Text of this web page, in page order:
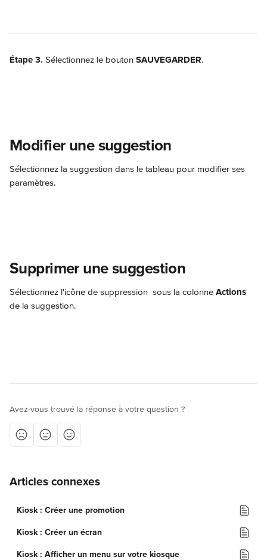
Étape 3. Sélectionnez le bouton SAUVEGARDER.
Modifier une suggestion
Sélectionnez la suggestion dans le tableau pour modifier ses
paramètres.
Supprimer une suggestion
Sélectionnez l'icône de suppression sous la colonne Actions
de la suggestion.
Avez-vous trouvé la réponse à votre question ?
Articles connexes
Kiosk : Créer une promotion
Kiosk : Créer un écran
Kiosk : Afficher un menu sur votre kiosque